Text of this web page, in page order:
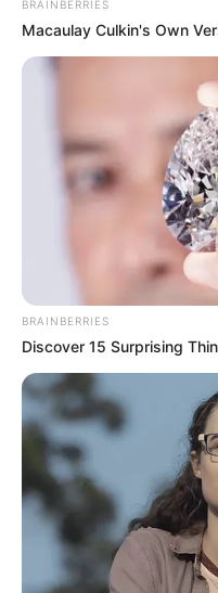
En una economía
tarjetas premium ya
económica, sino
ecosistema
consumidores de
BRAINBERRIES
Macaulay Culkin's Own
BRAINBERRIES
Discover 15 Surprising